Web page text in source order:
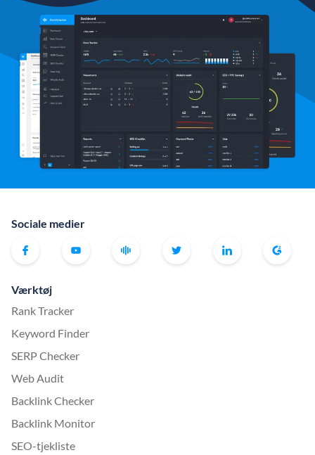
Sociale medier
Værktøj
Rank Tracker
Keyword Finder
SERP Checker
Web Audit
Backlink Checker
Backlink Monitor
SEO-tjekliste